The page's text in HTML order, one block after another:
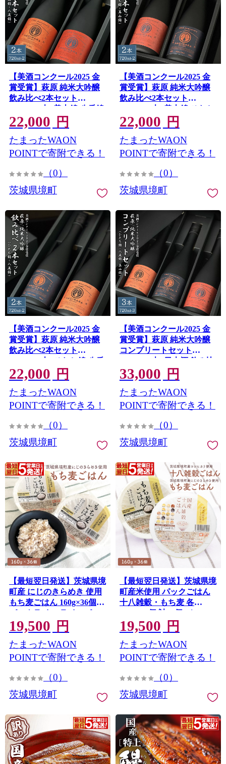
【美酒コンクール2025 金
賞受賞】萩原 純米大吟醸
飲み比べ2本セット
(720ml×2本) 美山錦 八反錦
日本酒 K2680
22,000 円
たまったWAON
POINTで寄附できる！
（0）
茨城県境町
【美酒コンクール2025 金
賞受賞】萩原 純米大吟醸
飲み比べ2本セット
(720ml×2本) 美山錦 ひたち
錦 日本酒 K2679
22,000 円
たまったWAON
POINTで寄附できる！
（0）
茨城県境町
【美酒コンクール2025 金
賞受賞】萩原 純米大吟醸
飲み比べ2本セット
(720ml×2本) ひたち錦 八反
錦 日本酒 K2678
22,000 円
たまったWAON
POINTで寄附できる！
（0）
茨城県境町
【美酒コンクール2025 金
賞受賞】萩原 純米大吟醸
コンプリートセット
(720ml×3本) 日本酒 飲み比
べ 美山錦 ひたち錦 八反錦
K2677
33,000 円
たまったWAON
POINTで寄附できる！
（0）
茨城県境町
【最短翌日発送】茨城県境
町産 にじのきらめき 使用
もち麦ごはん 160g×36個
パックライス ライスパッ
ク パックご飯 K2676
19,500 円
たまったWAON
POINTで寄附できる！
（0）
茨城県境町
【最短翌日発送】茨城県境
町産米使用 パックごはん
十八雑穀・もち麦 各
160g×18個 計36個 2ケース
パックライス ライスパッ
ク パックご飯 レトルト
K2674
19,500 円
たまったWAON
POINTで寄附できる！
（0）
茨城県境町